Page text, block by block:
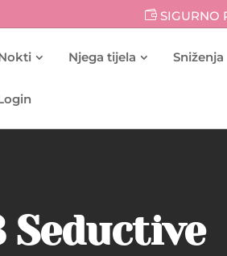
SIGURNO
Njega tijela Sniženja